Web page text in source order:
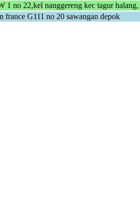
1 no 22,kel nanggereng kec tagur
france G111 no 20 sawangan depok